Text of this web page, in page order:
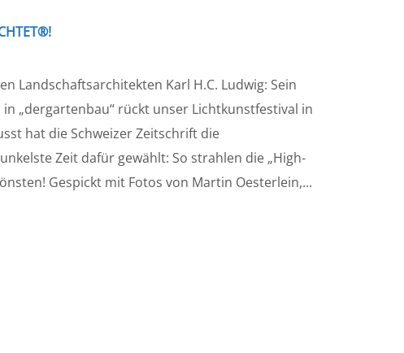
Landschaftsarchitekten Karl H.C. Ludwig: Sein
„dergartenbau“ rückt unser Lichtkunstfestival in
hat die Schweizer Zeitschrift die
Zeit dafür gewählt: So strahlen die „High-
Gespickt mit Fotos von Martin Oesterlein,...